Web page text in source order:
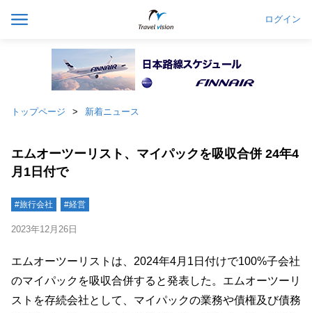
ログイン
トップページ 新着ニュース
エムオーツーリスト、マイパックを吸収合併 24年4
月1日付で
#旅行会社 #経営
2023年12月26日
エムオーツーリストは、2024年4月1日付けで100%子会社
のマイパックを吸収合併すると発表した。エムオーツーリ
ストを存続会社として、マイパックの業務や債権及び債務